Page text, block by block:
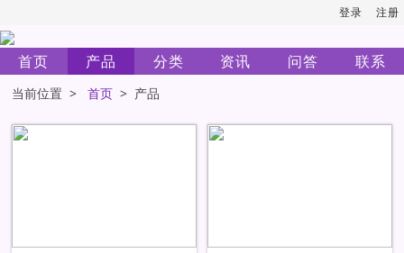
登录 注册
首页 产品 分类 资讯 问答 联系
当前位置 >首页 > 产品